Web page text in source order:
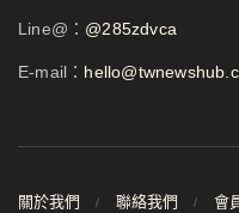
Line@： @285zdvca
E-mail：
關於我們 聯絡我們 會